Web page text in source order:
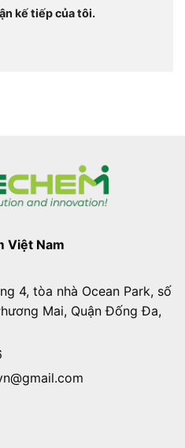
kế tiếp của tôi.
Việt Nam
4, tòa nhà Ocean Park, số
Mai, Quận Đống Đa,